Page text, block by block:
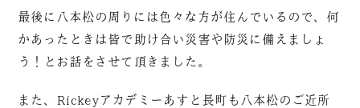
最後に八本松の周りには色々な方が住んでいるので、何
かあったときは皆で助け合い災害や防災に備えましょ
う！とお話をさせて頂きました。
また、Rickeyアカデミーあすと長町も八本松のご近所